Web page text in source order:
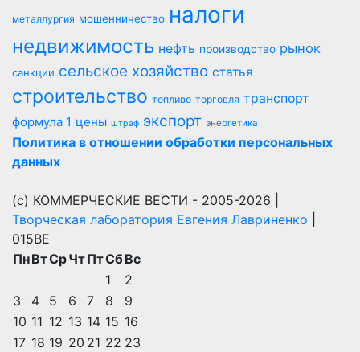
металлургия мошенничество налоги
недвижимость нефть производство рынок
санкции сельское хозяйство статья
строительство топливо торговля транспорт
формула 1 цены штраф экспорт энергетика
Политика в отношении обработки персональных
данных
(с) КОММЕРЧЕСКИЕ ВЕСТИ - 2005-2026 |
Творческая лаборатория Евгения Лавриненко
015BE
ПнВтСрЧтПтСбВс
1
2
3
4 5 6 7 8
9
10 11 12 13 14 15 16
17 18 19 20 21 22 23